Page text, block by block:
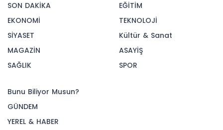
SON DAKİKA
EKONOMİ
SİYASET
MAGAZİN
SAĞLIK
EĞİTİM
TEKNOLOJİ
Kültür & Sanat
ASAYİŞ
SPOR
Bunu Biliyor Musun?
GÜNDEM
YEREL & HABER